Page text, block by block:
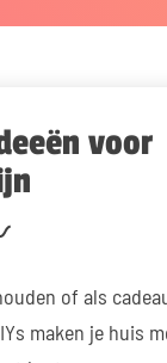
voor
of als
maken je huis